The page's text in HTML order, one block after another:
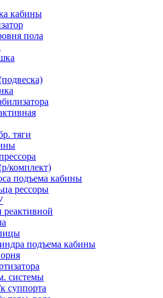
кабины
пола
тяги
комплект)
подъема кабины
рессоры
реактивной
подъема кабины
системы
суппорта